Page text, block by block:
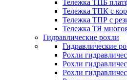
Тележка ТПБ
Тележка ТПК с
Тележка ТПР с
Тележка ТЯ
Гидравлические рохли
Гидравлические
Рохли
Рохли
Рохли